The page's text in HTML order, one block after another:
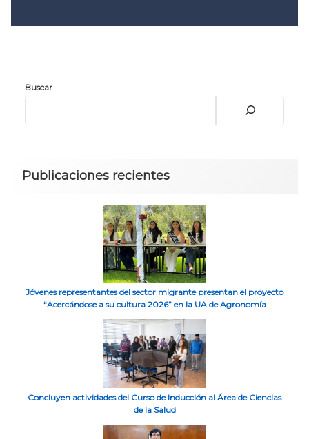
Buscar
Publicaciones recientes
Jóvenes representantes del sector migrante presentan el proyecto
“Acercándose a su cultura 2026” en la UA de Agronomía
Concluyen actividades del Curso de Inducción al Área de Ciencias
de la Salud